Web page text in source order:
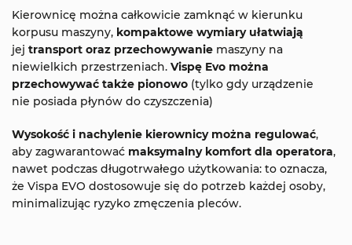
Kierownicę można całkowicie zamknąć w kierunku
korpusu maszyny, kompaktowe wymiary ułatwiają
jej transport oraz przechowywanie maszyny na
niewielkich przestrzeniach. Vispę Evo można
przechowywać także pionowo (tylko gdy urządzenie
nie posiada płynów do czyszczenia)
Wysokość i nachylenie kierownicy można regulować,
aby zagwarantować maksymalny komfort dla operatora,
nawet podczas długotrwałego użytkowania: to oznacza,
że Vispa EVO dostosowuje się do potrzeb każdej osoby,
minimalizując ryzyko zmęczenia pleców.